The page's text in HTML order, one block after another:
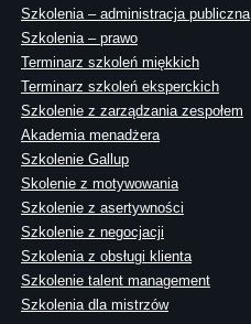
Szkolenia – administracja publiczna
Szkolenia – prawo
Terminarz szkoleń miękkich
Terminarz szkoleń eksperckich
Szkolenie z zarządzania zespołem
Akademia menadżera
Szkolenie Gallup
Skolenie z motywowania
Szkolenie z asertywności
Szkolenie z negocjacji
Szkolenia z obsługi klienta
Szkolenie talent management
Szkolenia dla mistrzów